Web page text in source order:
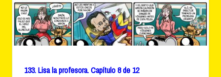
133. Lisa la profesora. Capítulo 8 de 12